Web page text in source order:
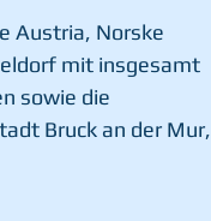
Austria, Norske
mit insgesamt
sowie die
Bruck an der Mur,